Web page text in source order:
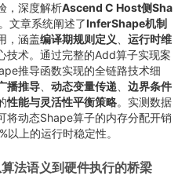
，深度解析Ascend C Host侧Sha
文章系统阐述了InferShape机制
，涵盖编译期规则定义
运行时维
技术。通过完整的Add算子实现案
推导函数实现的全链路技术细
播推导 动态变量传递
边界条件
性能与灵活性平衡策略。实测数据
将动态Shape算子的内存分配开销
上的运行时稳定性。
法语义到硬件执行的桥梁